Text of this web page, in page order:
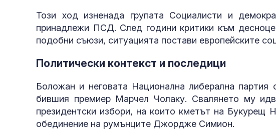
Този ход изненада групата Социалисти и
принадлежи ПСД. След години критики към
подобни съюзи, ситуацията постави европейските
Политически контекст и последици
Боложан и неговата Национална либерална
бившия премиер Марчел Чолаку. Свалянето му
президентски избори, на които кметът на
обединение на румънците Джордже Симион.
ми се
Близо
зад